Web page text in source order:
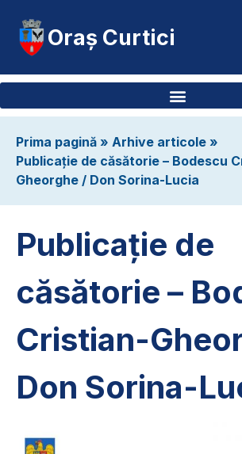
Oraș Curtici
Prima pagină » Arhive articole »
Publicație de căsătorie – Bodescu
Gheorghe / Don Sorina-Lucia
Publicație de
căsătorie –
Cristian-
Don Sorina-